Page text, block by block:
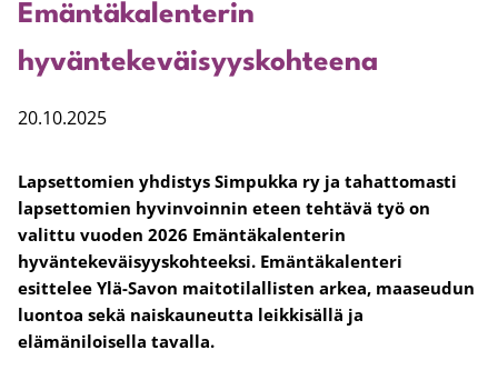
Emäntäkalenterin
hyväntekeväisyyskohteena
20.10.2025
Lapsettomien yhdistys Simpukka ry ja tahattomasti
lapsettomien hyvinvoinnin eteen tehtävä työ on
valittu vuoden 2026 Emäntäkalenterin
hyväntekeväisyyskohteeksi. Emäntäkalenteri
esittelee Ylä-Savon maitotilallisten arkea, maaseudun
luontoa sekä naiskauneutta leikkisällä ja
elämäniloisella tavalla.